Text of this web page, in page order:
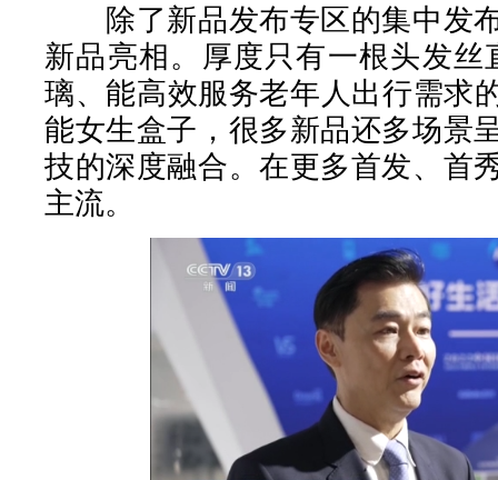
除了新品发布专区的集中发
新品亮相。厚度只有一根头发
璃、能高效服务老年人出行需求
能女生盒子，很多新品还多场景
技的深度融合。在更多首发、首
主流。